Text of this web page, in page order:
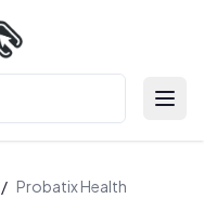
/ Probatix Health